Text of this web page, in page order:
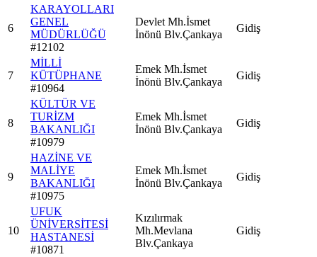
6
KARAYOLLARI
GENEL
MÜDÜRLÜĞÜ
#12102
Devlet Mh.İsmet
İnönü Blv.Çankaya
Gidiş
7
MİLLİ
KÜTÜPHANE
#10964
Emek Mh.İsmet
İnönü Blv.Çankaya
Gidiş
8
KÜLTÜR VE
TURİZM
BAKANLIĞI
#10979
Emek Mh.İsmet
İnönü Blv.Çankaya
Gidiş
9
HAZİNE VE
MALİYE
BAKANLIĞI
#10975
Emek Mh.İsmet
İnönü Blv.Çankaya
Gidiş
10
UFUK
ÜNİVERSİTESİ
HASTANESİ
#10871
Kızılırmak
Mh.Mevlana
Blv.Çankaya
Gidiş